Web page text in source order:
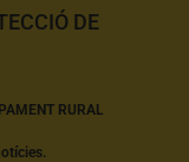
DE
RURAL